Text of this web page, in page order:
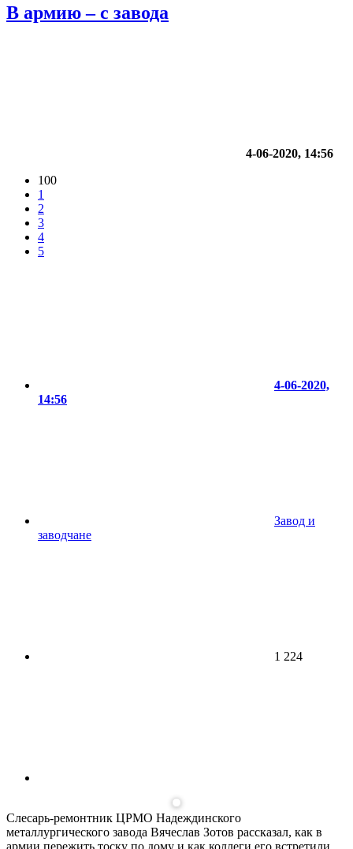
В армию – с завода
4-06-2020, 14:56
100
1
2
3
4
5
4-06-2020,
14:56
Завод и
заводчане
1 224
Слесарь-ремонтник ЦРМО Надеждинского
металлургического завода Вячеслав Зотов рассказал, как в
армии пережить тоску по дому и как коллеги его встретили